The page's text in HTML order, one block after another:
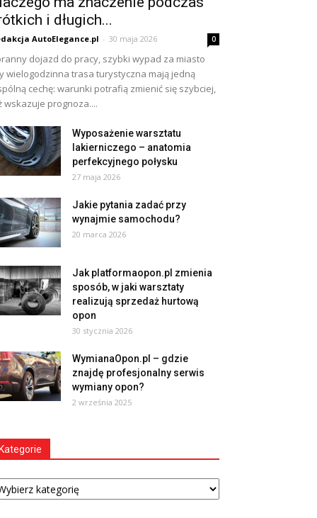
i długich...
AutoElegance.pl - 30 maja 2026 0
dojazd do pracy, szybki wypad za miasto
wielogodzinna trasa turystyczna mają jedną
cechę: warunki potrafią zmienić się szybciej,
wskazuje prognoza....
Wyposażenie warsztatu
lakierniczego – anatomia
perfekcyjnego połysku
27 maja 2026
Jakie pytania zadać przy
wynajmie samochodu?
20 marca 2026
Jak platformaopon.pl zmienia
sposób, w jaki warsztaty
realizują sprzedaż hurtową
opon
30 stycznia 2026
WymianaOpon.pl – gdzie
znajdę profesjonalny serwis
wymiany opon?
2 września 2025